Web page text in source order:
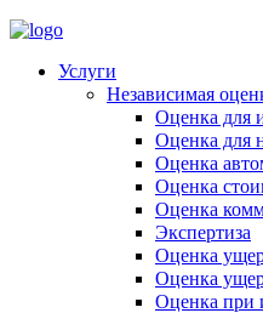
Услуги
Независимая
Оценка для
Оценка для
Оценка
Оценка
Оценка
Экспертиза
Оценка
Оценка
Оценка при